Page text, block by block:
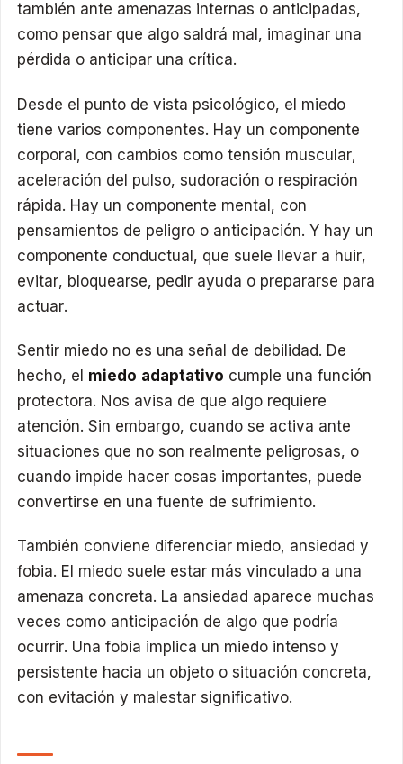
también ante amenazas internas o anticipadas,
como pensar que algo saldrá mal, imaginar una
pérdida o anticipar una crítica.
Desde el punto de vista psicológico, el miedo
tiene varios componentes. Hay un componente
corporal, con cambios como tensión muscular,
aceleración del pulso, sudoración o respiración
rápida. Hay un componente mental, con
pensamientos de peligro o anticipación. Y hay un
componente conductual, que suele llevar a huir,
evitar, bloquearse, pedir ayuda o prepararse para
actuar.
Sentir miedo no es una señal de debilidad. De
hecho, el miedo adaptativo cumple una función
protectora. Nos avisa de que algo requiere
atención. Sin embargo, cuando se activa ante
situaciones que no son realmente peligrosas, o
cuando impide hacer cosas importantes, puede
convertirse en una fuente de sufrimiento.
También conviene diferenciar miedo, ansiedad y
fobia. El miedo suele estar más vinculado a una
amenaza concreta. La ansiedad aparece muchas
veces como anticipación de algo que podría
ocurrir. Una fobia implica un miedo intenso y
persistente hacia un objeto o situación concreta,
con evitación y malestar significativo.